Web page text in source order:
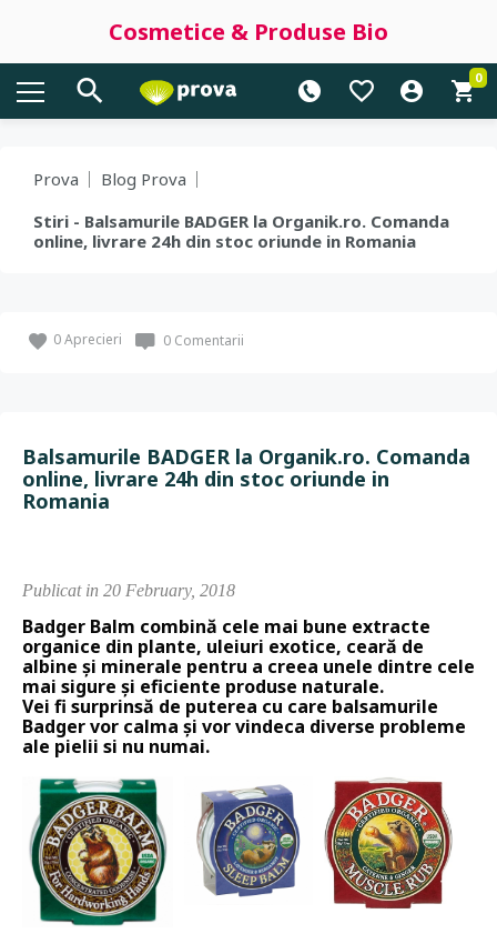
Cosmetice & Produse Bio
0
Prova
Blog Prova
Stiri - Balsamurile BADGER la Organik.ro. Comanda
online, livrare 24h din stoc oriunde in Romania
0Aprecieri 0 Comentarii
Balsamurile BADGER la Organik.ro. Comanda
online, livrare 24h din stoc oriunde in
Romania
Publicat in 20 February, 2018
Badger Balm combină cele mai bune extracte
organice din plante, uleiuri exotice, ceară de
albine și minerale pentru a creea unele dintre cele
mai sigure și eficiente produse naturale.
Vei fi surprinsă de puterea cu care balsamurile
Badger vor calma și vor vindeca diverse probleme
ale pielii si nu numai.